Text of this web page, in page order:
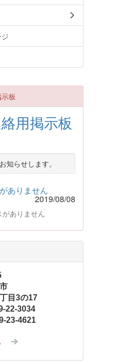
板
用掲示板
知らせします。
ありません
2019/08/08
がありません
目3の17
22-3034
23-4621